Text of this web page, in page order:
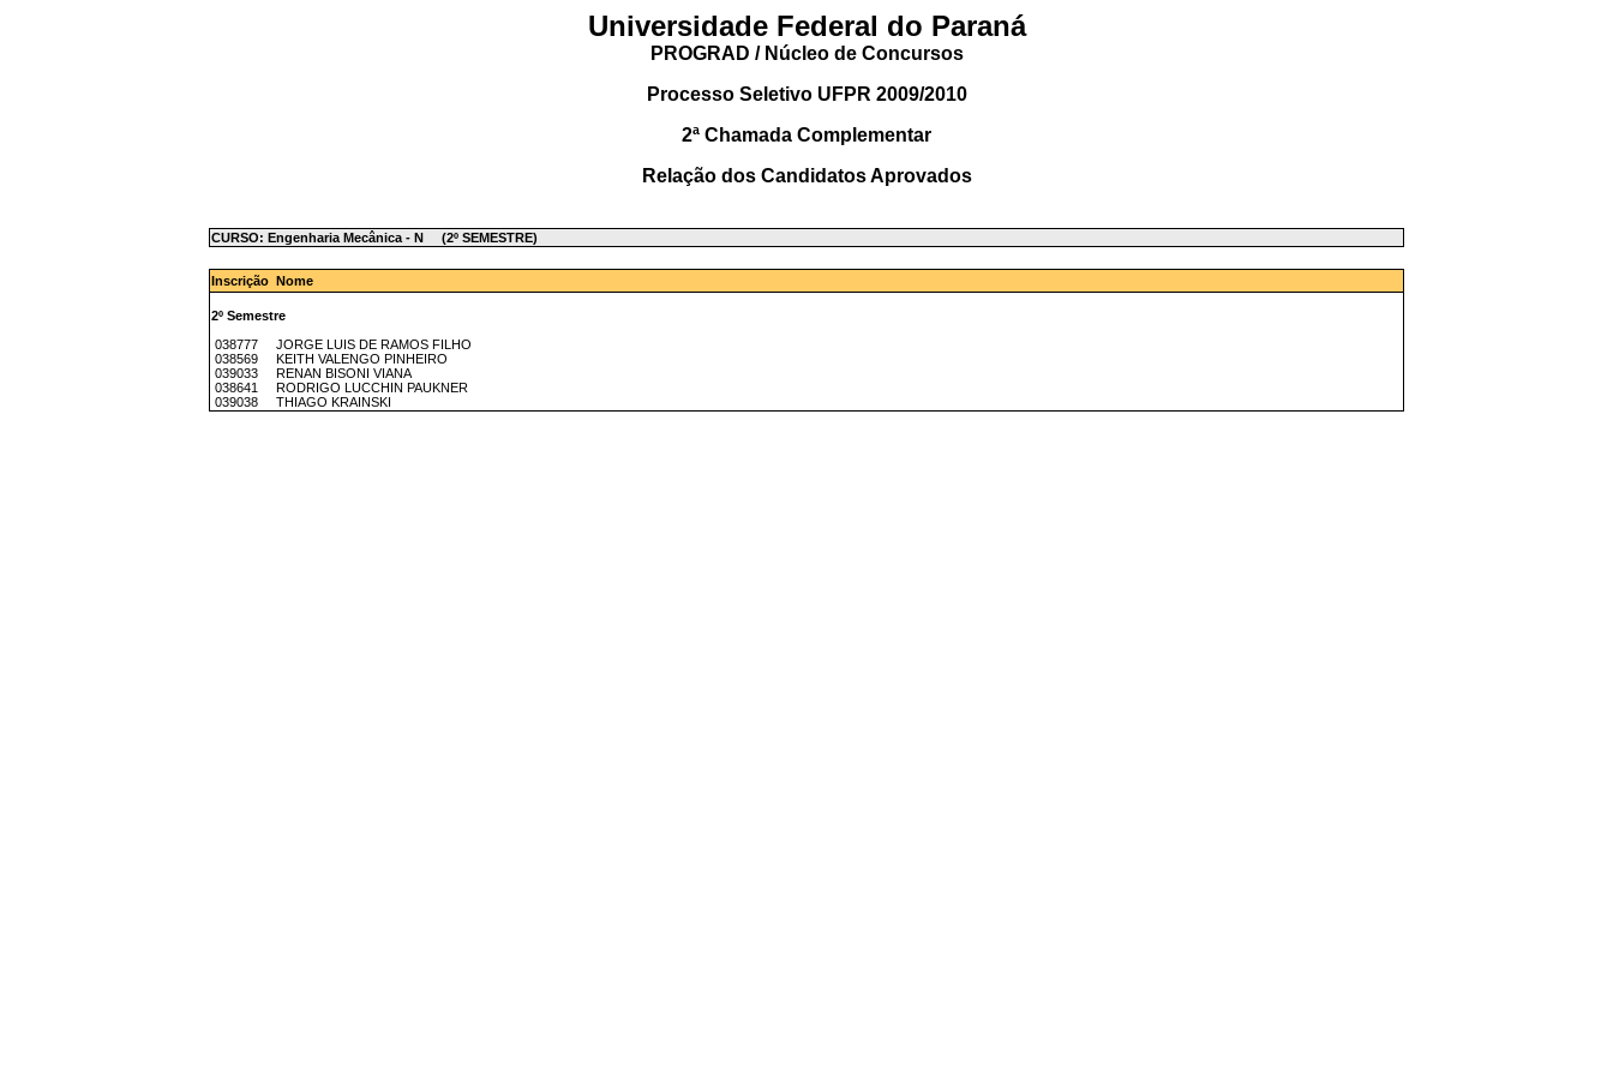
Universidade Federal do Paraná
PROGRAD / Núcleo de Concursos
Processo Seletivo UFPR 2009/2010
2ª Chamada Complementar
Relação dos Candidatos Aprovados
CURSO: Engenharia Mecânica - N (2º SEMESTRE)
Inscrição Nome
2º Semestre
038777 JORGE LUIS DE RAMOS FILHO
038569 KEITH VALENGO PINHEIRO
039033 RENAN BISONI VIANA
038641 RODRIGO LUCCHIN PAUKNER
039038 THIAGO KRAINSKI